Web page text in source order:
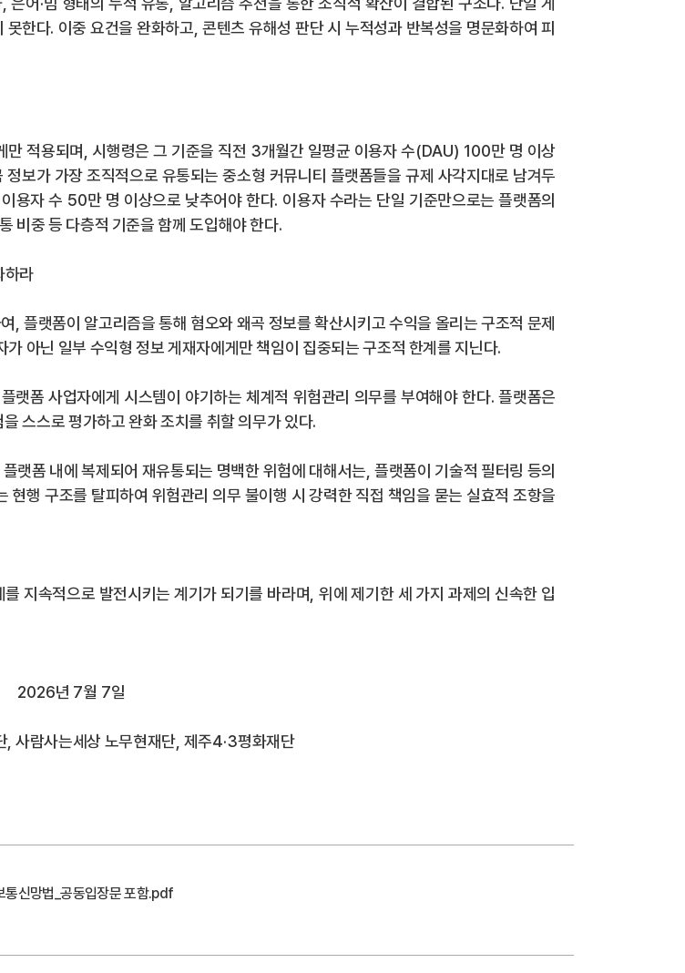
못한다. 이중 요건을 완화하고 ,콘텐츠 유해성 판단 시 누적성과 반복성을 명문화하여 피
만 적용되며 시행령은 그 기준을 직전 3개월간 일평균 이용자 수(DAU) 100만 명 이상
보가 가장 조직적으로 유통되는 중소형 커뮤니티 플랫폼들을 규제 사각지대로 남겨두
용자 수 50만 명 이상으로 낮추어야 한다. 이용자 수라는 단일 기준만으로는 플랫폼의
비중 등 다층적 기준을 함께 도입해야 한다.
하라
,플랫폼이 알고리즘을 통해 혐오와 왜곡 정보를 확산시키고 수익을 올리는 구조적 문제
아닌 일부 수익형 정보 게재자에게만 책임이 집중되는 구조적 한계를 지닌다.
랫폼 사업자에게 시스템이 야기하는 체계적 위험관리 의무를 부여해야 한다.플랫폼은
스스로 평가하고 완화 조치를 취할 의무가 있다.
랫폼 내에 복제되어 재유통되는 명백한 위험에 대해서는 플랫폼이 기술적 필터링 등의
현행 구조를 탈피하여 위험관리 의무 불이행 시 강력한 직접 책임을 묻는 실효적 조항을
지속적으로 발전시키는 계기가 되기를 바라며 위에 제기한 세 가지 과제의 신속한 입
2026년 7월 7일
,사람사는세상 노무현재단, 제주4·3평화재단
통신망법_공동입장문 포함.pdf